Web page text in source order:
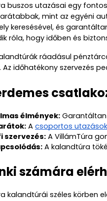
buszos utazásai egy
mint az egyéni
keresésével, és
róla, hogy időben és
ráadásul
Az időhatékony szervezés
élmények: Garantáltan
A csoportos utazások
szervezés: A VillámTúra
A kalandtúra
számára
kalandtúrái széles körben